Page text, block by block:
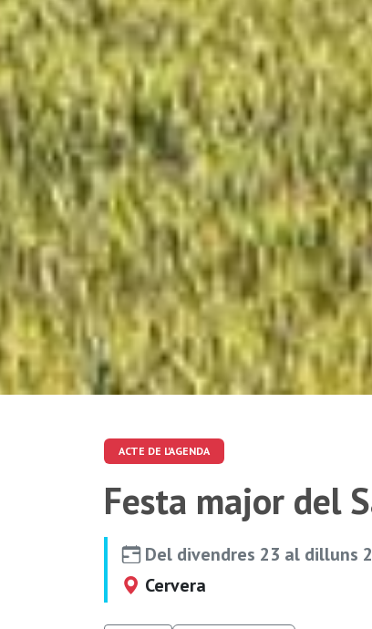
ACTE DE L'AGENDA
Festa major del
Del divendres 23 al dilluns
Cervera